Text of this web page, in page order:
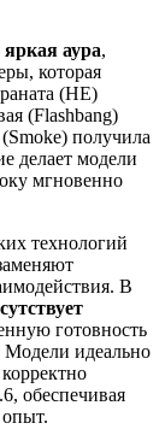
яркая аура,
которая
(HE)
(Flashbang)
получила
делает модели
мгновенно
технологий
В
готовность
Модели идеально
обеспечивая